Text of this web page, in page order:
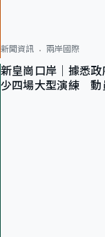
新聞資訊 兩岸國際
新皇崗口岸｜據悉
少四場大型演練 動